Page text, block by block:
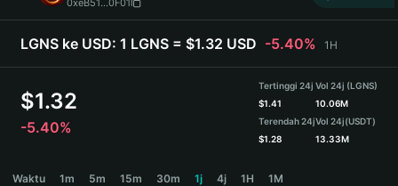
Português (Portugal)
Bahasa Indonesia
ภาษาไทย
Español
Español (Argentina)
LGNS ke USD: 1 LGNS = $1.32 USD -5.40% 1H
$1.32
-5.40%
Tertinggi 24j
$1.41
Terendah 24j
$1.28
Vol 24j (LGNS)
10.06M
Vol 24j(USDT)
13.33M
Waktu 1m 5m 15m 30m 1j 4j 1H 1M